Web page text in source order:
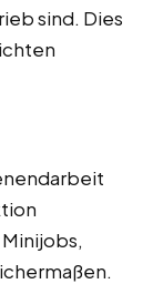
sind. Dies